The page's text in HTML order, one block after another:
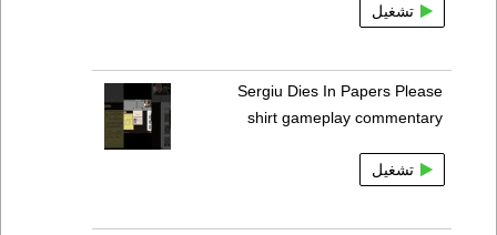
تشغيل
Sergiu Dies In Papers Please
shirt gameplay commentary
تشغيل